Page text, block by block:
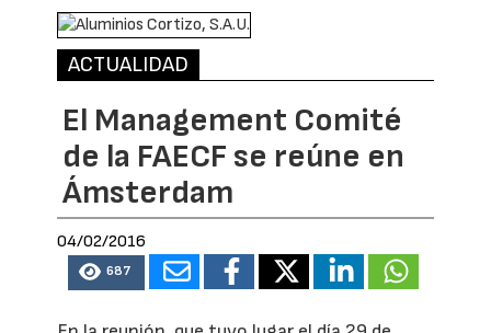
ACTUALIDAD
El Management Comité
de la FAECF se reúne en
Ámsterdam
04/02/2016
687